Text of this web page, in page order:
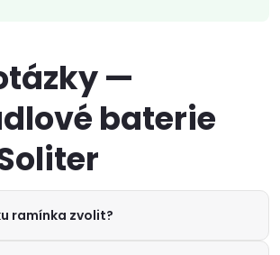
—
baterie
ramínka zvolit?